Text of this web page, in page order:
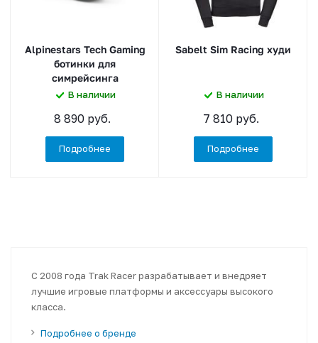
Alpinestars Tech Gaming
ботинки для
симрейсинга
В наличии
8 890 руб.
Подробнее
Sabelt Sim Racing худи
В наличии
7 810 руб.
Подробнее
С 2008 года Trak Racer разрабатывает и внедряет
лучшие игровые платформы и аксессуары высокого
класса.
Подробнее о бренде